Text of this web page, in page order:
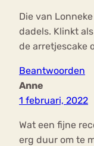
Die van
dadels. Klinkt
de arretjescake
Beantwoorden
Anne
1 februari, 2022
Wat een fijne
erg duur om te